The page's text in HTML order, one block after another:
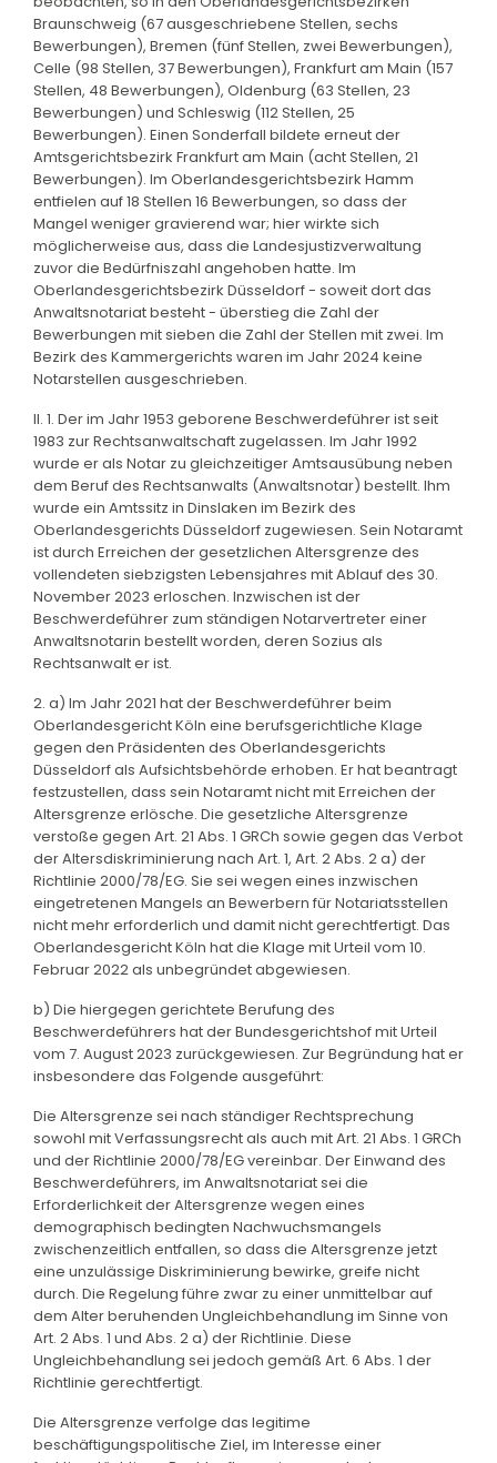
Braunschweig (67 ausgeschriebene Stellen, sechs
Bewerbungen), Bremen (fünf Stellen, zwei Bewerbungen),
Celle (98 Stellen, 37 Bewerbungen), Frankfurt am Main (157
Stellen, 48 Bewerbungen), Oldenburg (63 Stellen, 23
Bewerbungen) und Schleswig (112 Stellen, 25
Bewerbungen). Einen Sonderfall bildete erneut der
Amtsgerichtsbezirk Frankfurt am Main (acht Stellen, 21
Bewerbungen). Im Oberlandesgerichtsbezirk Hamm
entfielen auf 18 Stellen 16 Bewerbungen, so dass der
Mangel weniger gravierend war; hier wirkte sich
möglicherweise aus, dass die Landesjustizverwaltung
zuvor die Bedürfniszahl angehoben hatte. Im
Oberlandesgerichtsbezirk Düsseldorf - soweit dort das
Anwaltsnotariat besteht - überstieg die Zahl der
Bewerbungen mit sieben die Zahl der Stellen mit zwei. Im
Bezirk des Kammergerichts waren im Jahr 2024 keine
Notarstellen ausgeschrieben.
II. 1. Der im Jahr 1953 geborene Beschwerdeführer ist seit
1983 zur Rechtsanwaltschaft zugelassen. Im Jahr 1992
wurde er als Notar zu gleichzeitiger Amtsausübung neben
dem Beruf des Rechtsanwalts (Anwaltsnotar) bestellt. Ihm
wurde ein Amtssitz in Dinslaken im Bezirk des
Oberlandesgerichts Düsseldorf zugewiesen. Sein Notaramt
ist durch Erreichen der gesetzlichen Altersgrenze des
vollendeten siebzigsten Lebensjahres mit Ablauf des 30.
November 2023 erloschen. Inzwischen ist der
Beschwerdeführer zum ständigen Notarvertreter einer
Anwaltsnotarin bestellt worden, deren Sozius als
Rechtsanwalt er ist.
2. a) Im Jahr 2021 hat der Beschwerdeführer beim
Oberlandesgericht Köln eine berufsgerichtliche Klage
gegen den Präsidenten des Oberlandesgerichts
Düsseldorf als Aufsichtsbehörde erhoben. Er hat beantragt
festzustellen, dass sein Notaramt nicht mit Erreichen der
Altersgrenze erlösche. Die gesetzliche Altersgrenze
verstoße gegen Art. 21 Abs. 1 GRCh sowie gegen das Verbot
der Altersdiskriminierung nach Art. 1, Art. 2 Abs. 2 a) der
Richtlinie 2000/78/EG. Sie sei wegen eines inzwischen
eingetretenen Mangels an Bewerbern für Notariatsstellen
nicht mehr erforderlich und damit nicht gerechtfertigt. Das
Oberlandesgericht Köln hat die Klage mit Urteil vom 10.
Februar 2022 als unbegründet abgewiesen.
b) Die hiergegen gerichtete Berufung des
Beschwerdeführers hat der Bundesgerichtshof mit Urteil
vom 7. August 2023 zurückgewiesen. Zur Begründung hat er
insbesondere das Folgende ausgeführt:
Die Altersgrenze sei nach ständiger Rechtsprechung
sowohl mit Verfassungsrecht als auch mit Art. 21 Abs. 1 GRCh
und der Richtlinie 2000/78/EG vereinbar. Der Einwand des
Beschwerdeführers, im Anwaltsnotariat sei die
Erforderlichkeit der Altersgrenze wegen eines
demographisch bedingten Nachwuchsmangels
zwischenzeitlich entfallen, so dass die Altersgrenze jetzt
eine unzulässige Diskriminierung bewirke, greife nicht
durch. Die Regelung führe zwar zu einer unmittelbar auf
dem Alter beruhenden Ungleichbehandlung im Sinne von
Art. 2 Abs. 1 und Abs. 2 a) der Richtlinie. Diese
Ungleichbehandlung sei jedoch gemäß Art. 6 Abs. 1 der
Richtlinie gerechtfertigt.
Die Altersgrenze verfolge das legitime
beschäftigungspolitische Ziel, im Interesse einer